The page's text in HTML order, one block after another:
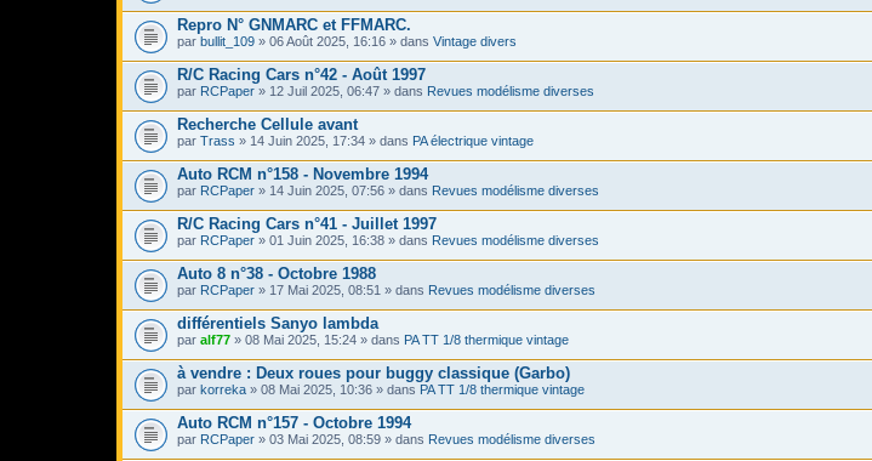
Repro N° GNMARC et FFMARC.
par bullit_109 » 06 Août 2025, 16:16 » dans Vintage divers
R/C Racing Cars n°42 - Août 1997
par RCPaper » 12 Juil 2025, 06:47 » dans Revues modélisme diverses
Recherche Cellule avant
par Trass » 14 Juin 2025, 17:34 » dans PA électrique vintage
Auto RCM n°158 - Novembre 1994
par RCPaper » 14 Juin 2025, 07:56 » dans Revues modélisme diverses
R/C Racing Cars n°41 - Juillet 1997
par RCPaper » 01 Juin 2025, 16:38 » dans Revues modélisme diverses
Auto 8 n°38 - Octobre 1988
par RCPaper » 17 Mai 2025, 08:51 » dans Revues modélisme diverses
différentiels Sanyo lambda
par alf77 » 08 Mai 2025, 15:24 » dans PA TT 1/8 thermique vintage
à vendre : Deux roues pour buggy classique (Garbo)
par korreka » 08 Mai 2025, 10:36 » dans PA TT 1/8 thermique vintage
Auto RCM n°157 - Octobre 1994
par RCPaper » 03 Mai 2025, 08:59 » dans Revues modélisme diverses